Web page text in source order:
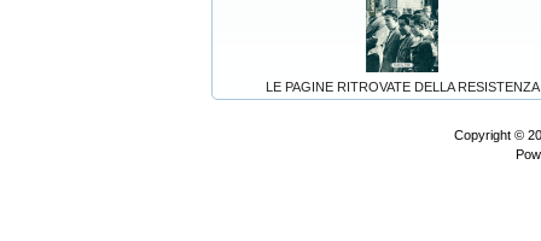
LE PAGINE RITROVATE DELLA RESISTENZA
Copyright ©